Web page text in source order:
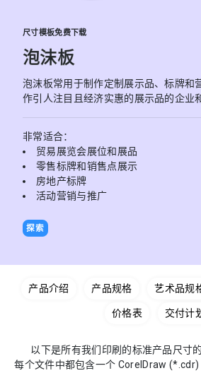
尺寸模板免费下载
泡沫板
泡沫板常用于制作定制展示品、标牌和
作引人注目且经济实惠的展示品的企业
非常适合：
贸易展览会展位和展品
零售标牌和销售点展示
房地产标牌
活动营销与推广
探索
产品介绍 产品规格 艺术品规
价格表 交付计
以下是所有我们印刷的标准产品尺寸
每个文件中都包含一个 CorelDraw